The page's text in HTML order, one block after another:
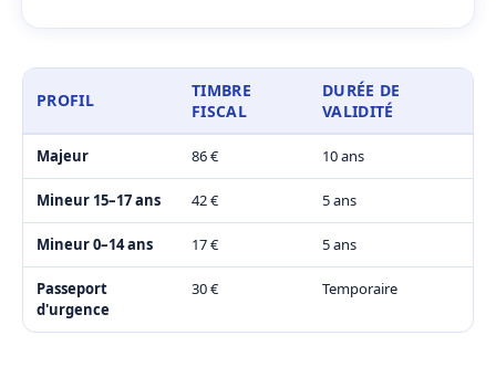
PROFIL
TIMBRE
FISCAL
DURÉE DE
VALIDITÉ
Majeur 86 € 10 ans
Mineur 15–17 ans 42 € 5 ans
Mineur 0–14 ans 17 € 5 ans
Passeport
d'urgence
30 € Temporaire